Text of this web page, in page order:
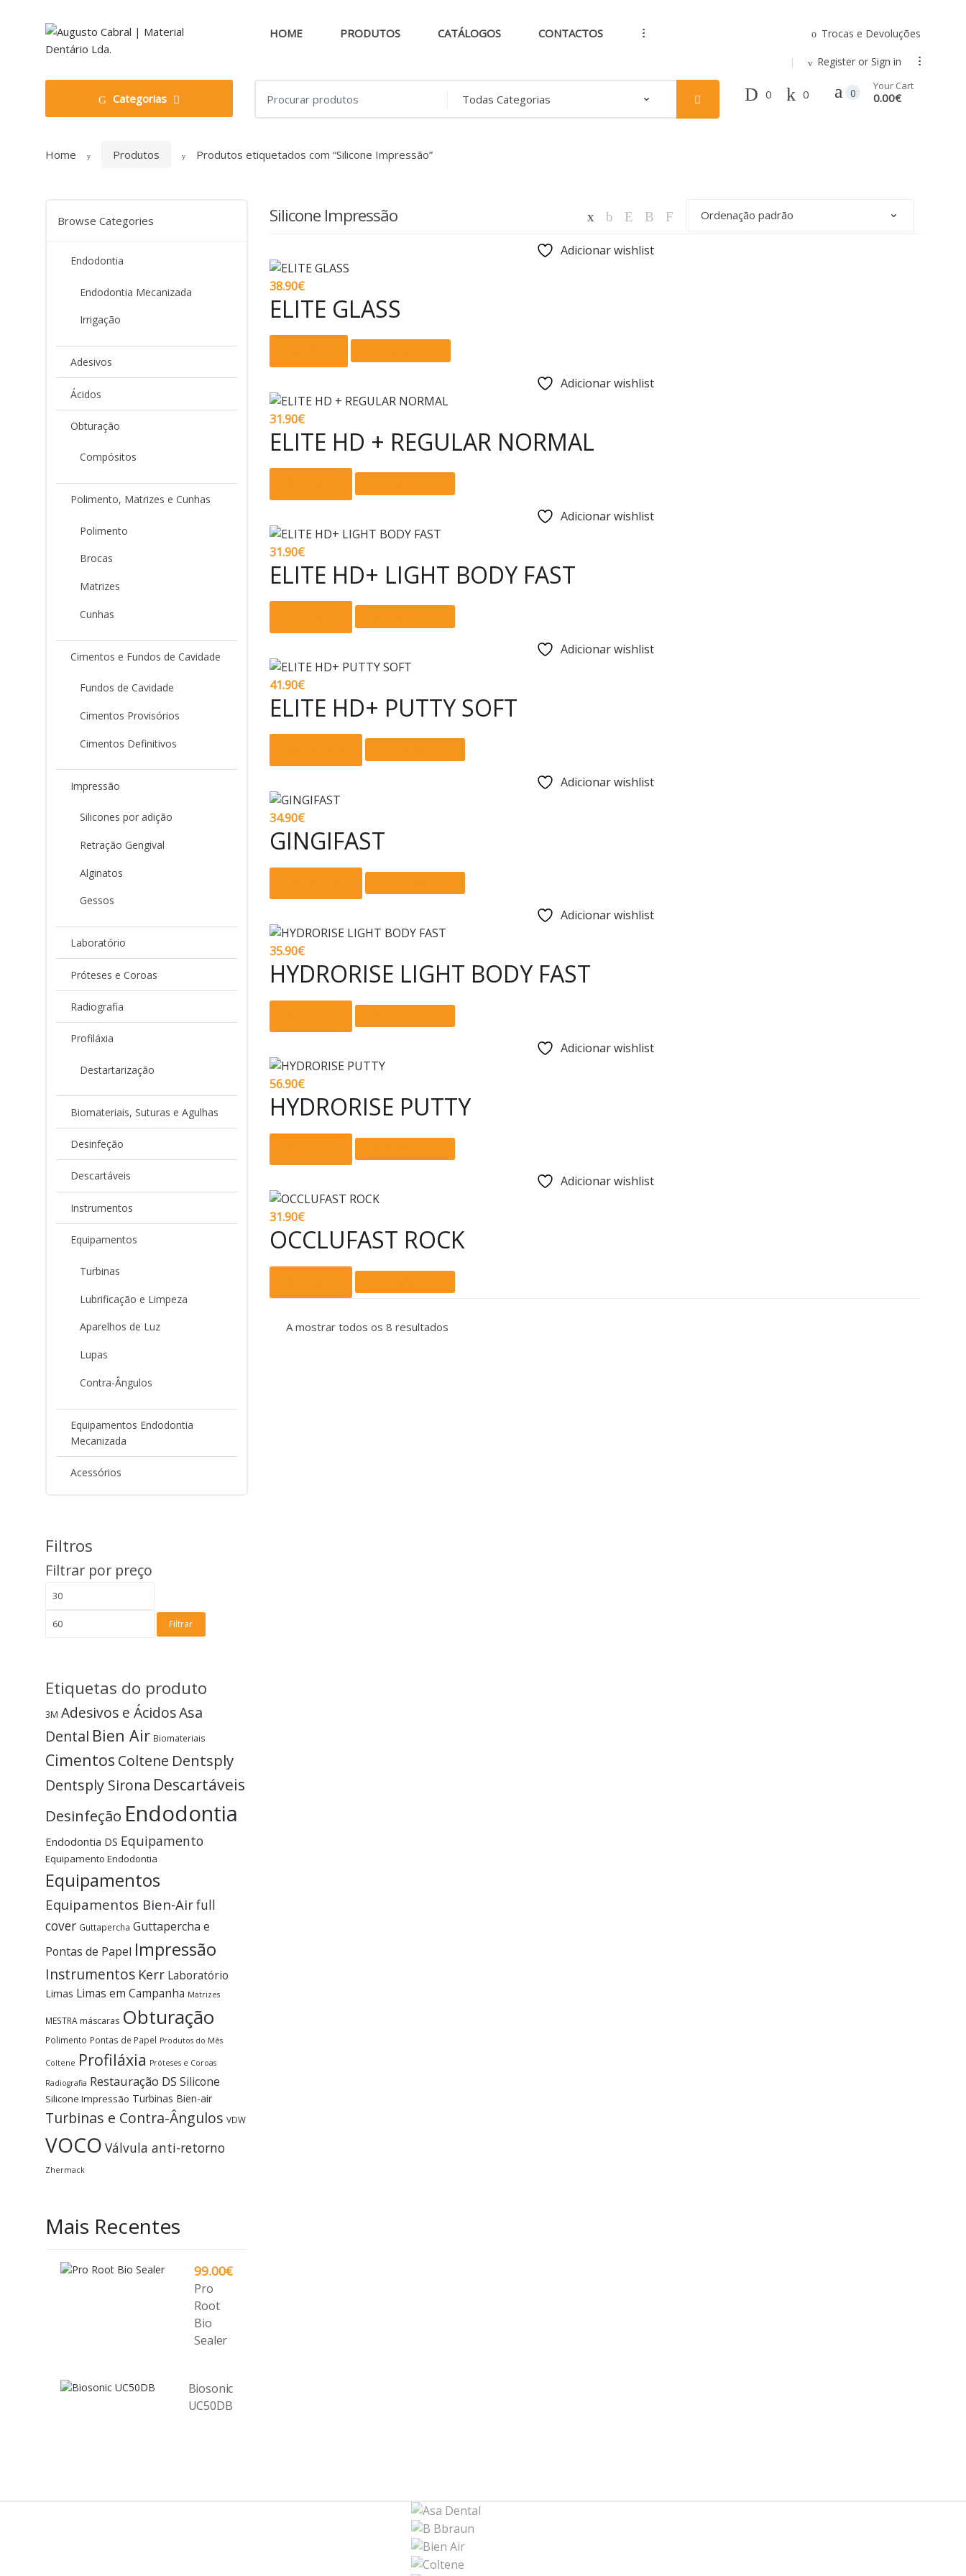
navigation
HOME PRODUTOS CATÁLOGOS CONTACTOS ... Trocas e Devoluções
Register or Sign in ...
Categorias
for:
0 0 0
Your Cart
0.00€
Home Produtos Produtos etiquetados com “Silicone Impressão”
Silicone Impressão
Adicionar wishlist
38.90€
ELITE GLASS
Adicionar wishlist
31.90€
ELITE HD + REGULAR NORMAL
Adicionar wishlist
31.90€
ELITE HD+ LIGHT BODY FAST
Adicionar wishlist
41.90€
ELITE HD+ PUTTY SOFT
This
product
The
options
may
the
page
Adicionar wishlist
34.90€
GINGIFAST
This
product
multiple
The
options
may
the
page
Adicionar wishlist
35.90€
HYDRORISE LIGHT BODY FAST
Adicionar wishlist
56.90€
HYDRORISE PUTTY
Adicionar wishlist
31.90€
OCCLUFAST ROCK
A mostrar todos os 8 resultados
Browse Categories
Endodontia
Endodontia Mecanizada
Irrigação
Adesivos
Ácidos
Obturação
Compósitos
Polimento, Matrizes e Cunhas
Polimento
Brocas
Matrizes
Cunhas
Cimentos e Fundos de Cavidade
Fundos de Cavidade
Cimentos Provisórios
Cimentos Definitivos
Impressão
Silicones por adição
Retração Gengival
Alginatos
Gessos
Laboratório
Próteses e Coroas
Radiografia
Profiláxia
Destartarização
Biomateriais, Suturas e Agulhas
Desinfeção
Descartáveis
Instrumentos
Equipamentos
Turbinas
Lubrificação e Limpeza
Aparelhos de Luz
Lupas
Contra-Ângulos
Equipamentos Endodontia
Mecanizada
Acessórios
Filtros
Filtrar por preço
mínimo
Filtrar
Etiquetas do produto
3M Adesivos e ÁcidosAsa
Dental Bien Air Biomateriais
Cimentos Coltene Dentsply
Dentsply Sirona Descartáveis
Desinfeção Endodontia
Endodontia DS Equipamento
Equipamento Endodontia
Equipamentos
Equipamentos Bien-Airfull
cover Guttapercha Guttapercha e
Pontas de Papel Impressão
Instrumentos Kerr Laboratório
Limas Limas em Campanha Matrizes
MESTRA máscaras Obturação
Polimento Pontas de Papel Produtos do Mês
Coltene Profiláxia Próteses e Coroas
Radiografia Restauração DS Silicone
Silicone Impressão Turbinas Bien-air
Turbinas e Contra-Ângulos VDW
VOCO Válvula anti-retorno
Zhermack
Mais Recentes
99.00€
Pro
Root
Bio
Sealer
Biosonic
UC50DB